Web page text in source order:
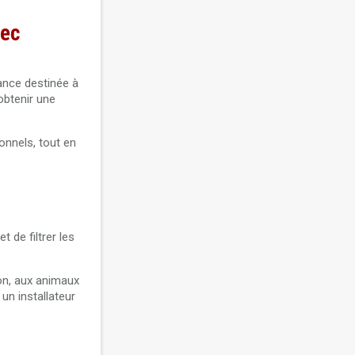
destinée à
une
tout en
de filtrer les
aux animaux
installateur